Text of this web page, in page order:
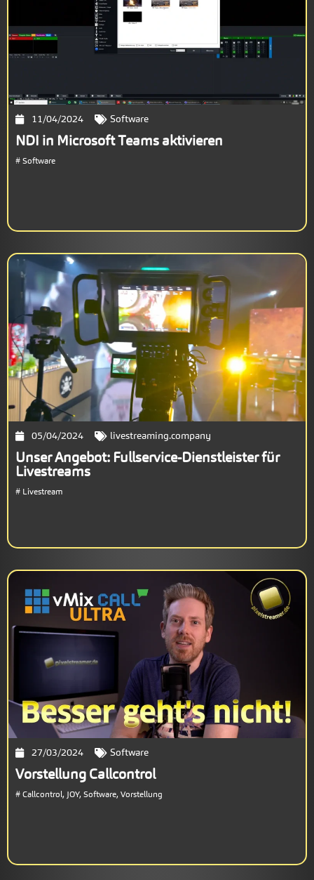
11/04/2024 Software
NDI in Microsoft Teams aktivieren
# Software
05/04/2024 livestreaming.company
Unser Angebot: Fullservice-Dienstleister für
Livestreams
# Livestream
27/03/2024 Software
Vorstellung Callcontrol
# Callcontrol, JOY, Software, Vorstellung